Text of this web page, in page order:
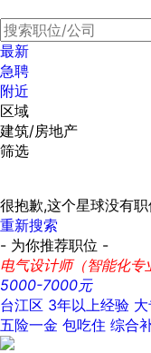
最新
急聘
附近
区域
建筑/房地产
筛选
很抱歉,这个星球没有职
重新搜索
- 为你推荐职位 -
电气设计师（智能化专
5000-7000元
台江区 3年以上经验
五险一金 包吃住 综合